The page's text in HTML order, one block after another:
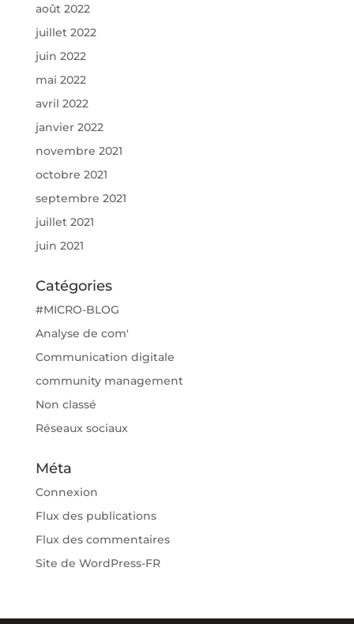
août 2022
juillet 2022
juin 2022
mai 2022
avril 2022
janvier 2022
novembre 2021
octobre 2021
septembre 2021
juillet 2021
juin 2021
Catégories
#MICRO-BLOG
Analyse de com'
Communication digitale
community management
Non classé
Réseaux sociaux
Méta
Connexion
Flux des publications
Flux des commentaires
Site de WordPress-FR